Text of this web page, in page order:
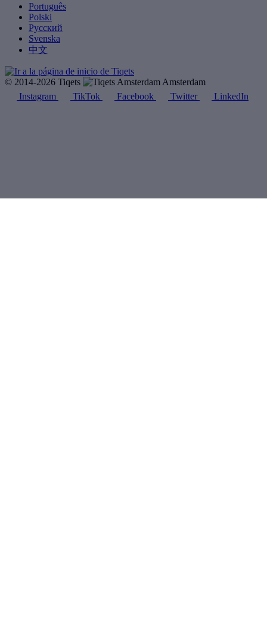
Português
Polski
Русский
Svenska
中文
© 2014-2026 Tiqets
Amsterdam
Instagram
TikTok Facebook Twitter LinkedIn